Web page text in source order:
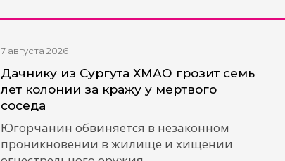
7 августа 2026
Дачнику из Сургута ХМАО грозит семь
лет колонии за кражу у мертвого
соседа
Югорчанин обвиняется в незаконном
проникновении в жилище и хищении